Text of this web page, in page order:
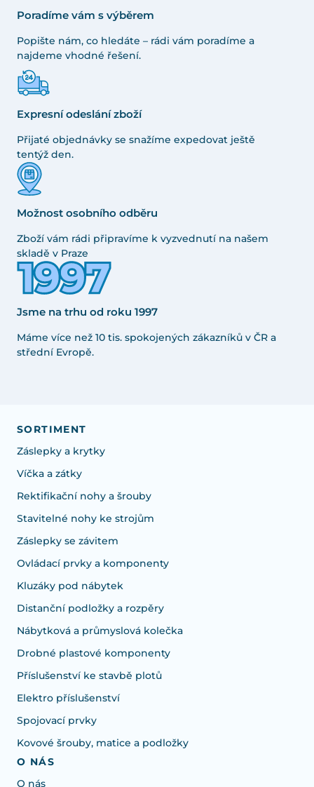
Poradíme vám s výběrem
Popište nám, co hledáte – rádi vám poradíme a
najdeme vhodné řešení.
Expresní odeslání zboží
Přijaté objednávky se snažíme expedovat ještě
tentýž den.
Možnost osobního odběru
Zboží vám rádi připravíme k vyzvednutí na našem
skladě v Praze
Jsme na trhu od roku 1997
Máme více než 10 tis. spokojených zákazníků v ČR a
střední Evropě.
SORTIMENT
Záslepky a krytky
Víčka a zátky
Rektifikační nohy a šrouby
Stavitelné nohy ke strojům
Záslepky se závitem
Ovládací prvky a komponenty
Kluzáky pod nábytek
Distanční podložky a rozpěry
Nábytková a průmyslová kolečka
Drobné plastové komponenty
Příslušenství ke stavbě plotů
Elektro příslušenství
Spojovací prvky
Kovové šrouby, matice a podložky
O NÁS
O nás